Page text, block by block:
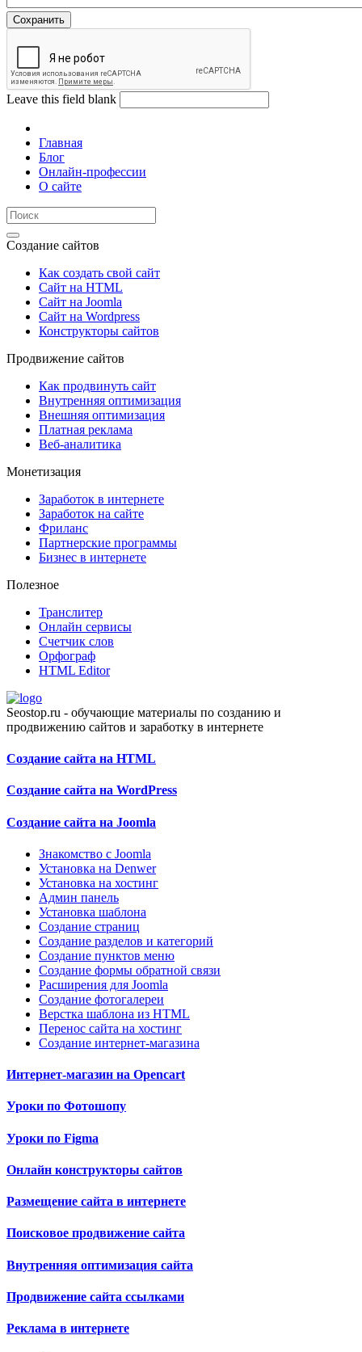
Leave this field blank
Главная
Блог
Онлайн-профессии
О сайте
Создание сайтов
Как создать свой сайт
Сайт на HTML
Сайт на Joomla
Сайт на Wordpress
Конструкторы сайтов
Продвижение сайтов
Как продвинуть сайт
Внутренняя оптимизация
Внешняя оптимизация
Платная реклама
Веб-аналитика
Монетизация
Заработок в интернете
Заработок на сайте
Фриланс
Партнерские программы
Бизнес в интернете
Полезное
Транслитер
Онлайн сервисы
Счетчик слов
Орфограф
HTML Editor
Seostop.ru - обучающие материалы по созданию и
продвижению сайтов и заработку в интернете
Создание сайта на HTML
Создание сайта на WordPress
Создание сайта на Joomla
Знакомство с Joomla
Установка на Denwer
Установка на хостинг
Админ панель
Установка шаблона
Создание страниц
Создание разделов и категорий
Создание пунктов меню
Создание формы обратной связи
Расширения для Joomla
Создание фотогалереи
Верстка шаблона из HTML
Перенос сайта на хостинг
Создание интернет-магазина
Интернет-магазин на Opencart
Уроки по Фотошопу
Уроки по Figma
Онлайн конструкторы сайтов
Размещение сайта в интернете
Поисковое продвижение сайта
Внутренняя оптимизация сайта
Продвижение сайта ссылками
Реклама в интернете